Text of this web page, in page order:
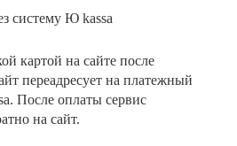
систему Ю kassa
картой на сайте после
переадресует на платежный
После оплаты сервис
на сайт.